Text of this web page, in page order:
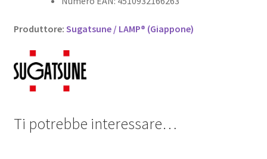
Produttore: Sugatsune / LAMP® (Giappone)
Ti potrebbe interessare…